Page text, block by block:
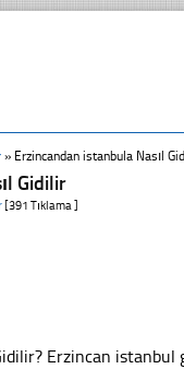
» Erzincandan istanbula Nasıl
Gidilir
[391 Tıklama ]
Erzincan istanbul